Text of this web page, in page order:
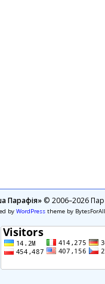
Парафія»© 2006–2026
by WordPresstheme by